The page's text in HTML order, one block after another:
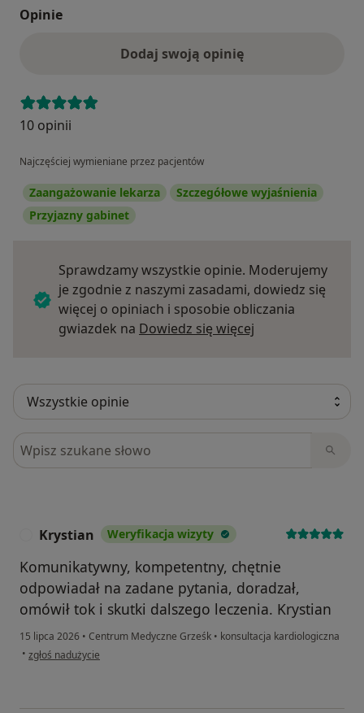
Opinie
Dodaj swoją opinię
10 opinii
Najczęściej wymieniane przez pacjentów
Zaangażowanie lekarza
Szczegółowe wyjaśnienia
Przyjazny gabinet
Sprawdzamy wszystkie opinie. Moderujemy
je zgodnie z naszymi zasadami, dowiedz się
więcej o opiniach i sposobie obliczania
gwiazdek na Dowiedz się więcej
Szukaj w opiniach
Krystian Weryfikacja wizyty
Komunikatywny, kompetentny, chętnie
odpowiadał na zadane pytania, doradzał,
omówił tok i skutki dalszego leczenia. Krystian
15 lipca 2026 • Centrum Medyczne Grześk • konsultacja kardiologiczna
• w opinii użytkownika Krystian
zgłoś nadużycie